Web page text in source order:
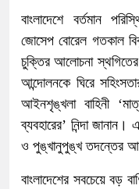
বাংলাদেশে বর্তমান
জোসেপ বোরেল গতকাল
চুক্তির আলোচনা স্থগিতের
আন্দোলনকে ঘিরে
আইনশৃঙ্খলা বাহিনী
ব্যবহারের’ নিন্দা
ও পুঙ্খানুপুঙ্খ তদন্তের
বাংলাদেশের সবচেয়ে বড়